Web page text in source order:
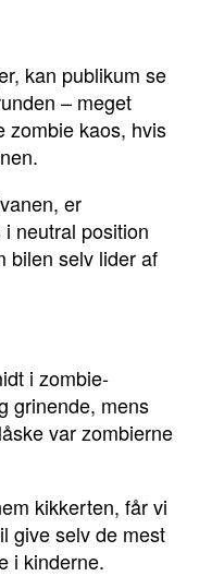
kan publikum se
– meget
zombie kaos, hvis
er
neutral position
bilen selv lider af
i zombie-
grinende, mens
var zombierne
kikkerten, får vi
give selv de mest
i kinderne.